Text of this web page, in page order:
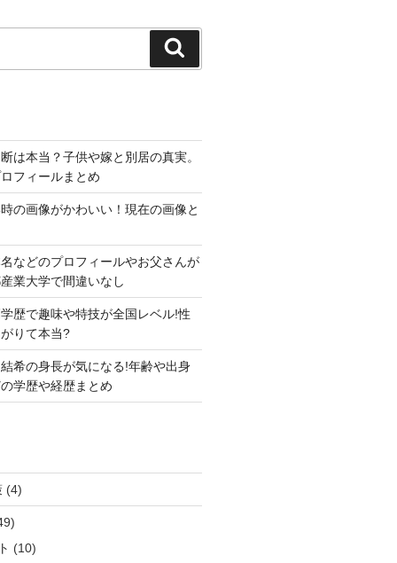
索
は本当？子供や嫁と別居の真実。
フィールまとめ
の画像がかわいい！現在の画像と
などのプロフィールやお父さんが
業大学で間違いなし
歴で趣味や特技が全国レベル!性
りて本当?
希の身長が気になる!年齢や出身
学歴や経歴まとめ
(4)
(10)